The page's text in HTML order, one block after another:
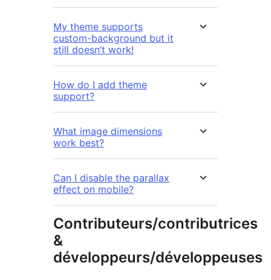
My theme supports
custom-background but it
still doesn’t work!
How do I add theme
support?
What image dimensions
work best?
Can I disable the parallax
effect on mobile?
Contributeurs/contributrices
&
développeurs/développeuses